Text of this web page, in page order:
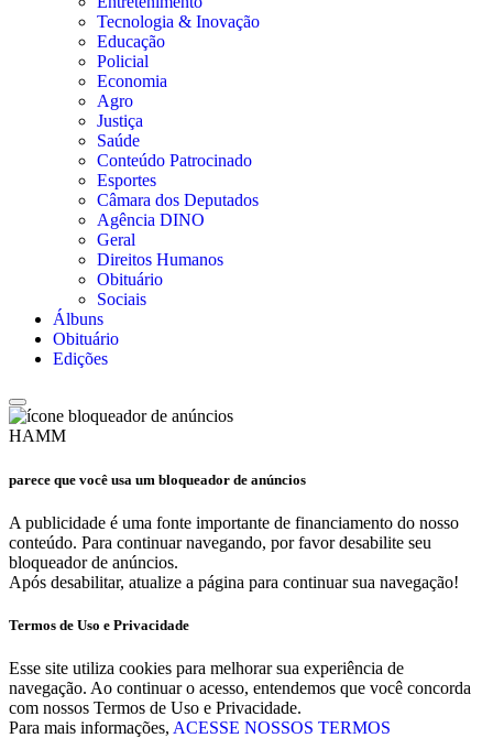
Tecnologia & Inovação
Educação
Policial
Economia
Agro
Justiça
Saúde
Conteúdo Patrocinado
Esportes
Câmara dos Deputados
Agência DINO
Geral
Direitos Humanos
Obituário
Sociais
Álbuns
Obituário
Edições
HAMM
parece que você usa um bloqueador de anúncios
A publicidade é uma fonte importante de financiamento do nosso
conteúdo. Para continuar navegando, por favor desabilite seu
bloqueador de anúncios.
Após desabilitar, atualize a página para continuar sua navegação!
Termos de Uso e Privacidade
Esse site utiliza cookies para melhorar sua experiência de
navegação. Ao continuar o acesso, entendemos que você concorda
com nossos Termos de Uso e Privacidade.
Para mais informações, ACESSE NOSSOS TERMOS